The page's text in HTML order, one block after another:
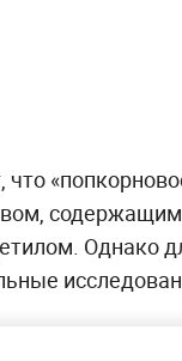
Однако